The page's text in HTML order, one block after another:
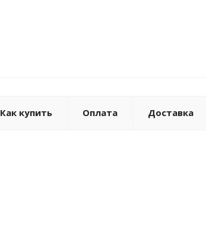
Как купить Оплата Доставка